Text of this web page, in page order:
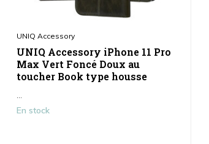
UNIQ Accessory
UNIQ Accessory iPhone 11 Pro
Max Vert Foncé Doux au
toucher Book type housse
En stock